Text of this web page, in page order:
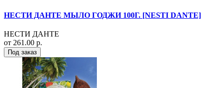
НЕСТИ ДАНТЕ МЫЛО ГОДЖИ 100Г. [NESTI DANTE]
НЕСТИ ДАНТЕ
от 261.00 р.
Под заказ